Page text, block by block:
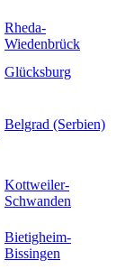
Rheda-
Wiedenbrück
Glücksburg
Belgrad (Serbien)
Kottweiler-
Schwanden
Bietigheim-
Bissingen